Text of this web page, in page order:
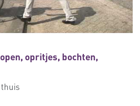
opritjes, bochten,